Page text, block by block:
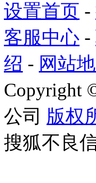
设置首页 -
客服中心 -
绍 - 网站
Copyright
公司 版权
搜狐不良